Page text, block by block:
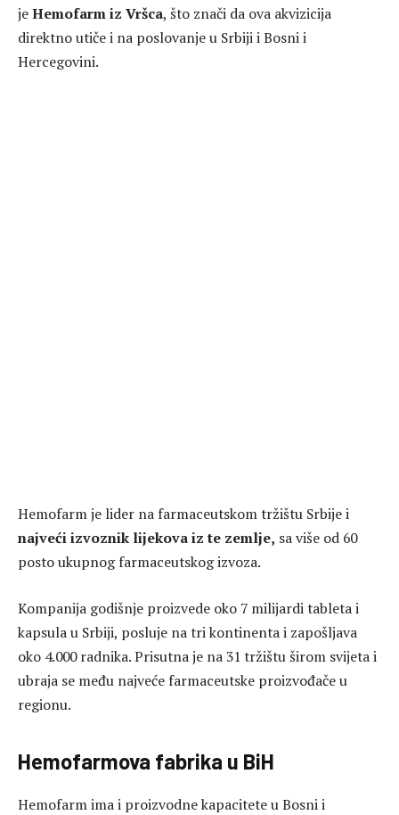
jeHemofarm iz Vršca, što znači da ova akvizicija
direktno utiče i na poslovanje u Srbiji i Bosni i
Hercegovini.
Hemofarm je lider na farmaceutskom tržištu Srbije i
najveći izvoznik lijekova iz te zemlje, sa više od 60
posto ukupnog farmaceutskog izvoza.
Kompanija godišnje proizvede oko 7 milijardi tableta i
kapsula u Srbiji, posluje na tri kontinenta i zapošljava
oko 4.000 radnika. Prisutna je na 31 tržištu širom svijeta i
ubraja se među najveće farmaceutske proizvođače u
regionu.
Hemofarmova fabrika u BiH
Hemofarm ima i proizvodne kapacitete u Bosni i